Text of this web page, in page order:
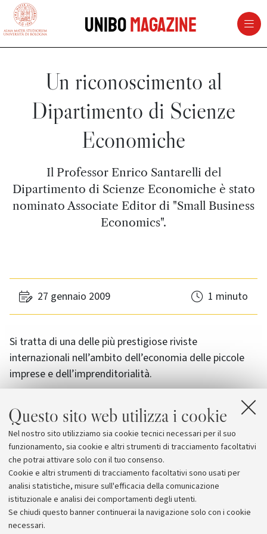
Questo sito web utilizza i cookie
Nel nostro sito utilizziamo sia cookie tecnici necessari per il suo
funzionamento, sia cookie e altri strumenti di tracciamento facoltativi
che potrai attivare solo con il tuo consenso.
Cookie e altri strumenti di tracciamento facoltativi sono usati per
analisi statistiche, misure sull'efficacia della comunicazione
istituzionale e analisi dei comportamenti degli utenti.
Se chiudi questo banner continuerai la navigazione solo con i cookie
necessari.
vai al contenuto della pagina
UniboMagazine
Un riconoscimento al
Dipartimento di Scienze
Economiche
Il Professor Enrico Santarelli del
Dipartimento di Scienze Economiche è stato
nominato Associate Editor di "Small Business
Economics".
27 gennaio 2009 1 minuto
Si tratta di una delle più prestigiose riviste
internazionali nell’ambito dell’economia delle piccole
imprese e dell’imprenditorialità.
La rivista, con Impact Factor pari a 1.168, si colloca
attualmente alquarantaquattresimoposto nei
ranking internazionali delle riviste di Scienze
Economichee alventisettesimo in quelli di Scienze
Manageriali.